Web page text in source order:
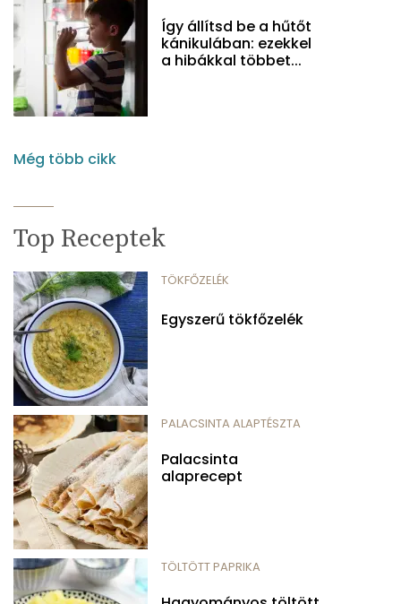
Így állítsd be a hűtőt
kánikulában: ezekkel
a hibákkal többet...
Még több cikk
Top Receptek
TÖKFŐZELÉK
Egyszerű tökfőzelék
PALACSINTA ALAPTÉSZTA
Palacsinta
alaprecept
TÖLTÖTT PAPRIKA